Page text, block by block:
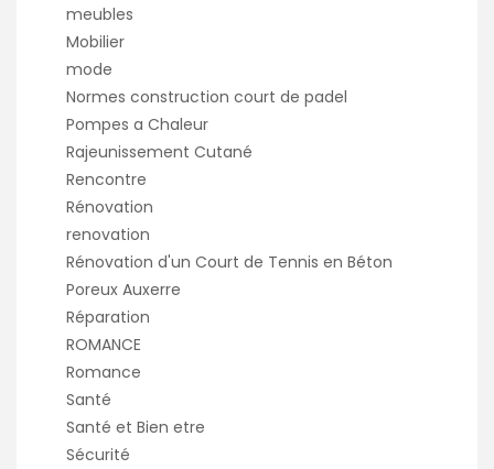
meubles
Mobilier
mode
Normes construction court de padel
Pompes a Chaleur
Rajeunissement Cutané
Rencontre
Rénovation
renovation
Rénovation d'un Court de Tennis en Béton
Poreux Auxerre
Réparation
ROMANCE
Romance
Santé
Santé et Bien etre
Sécurité